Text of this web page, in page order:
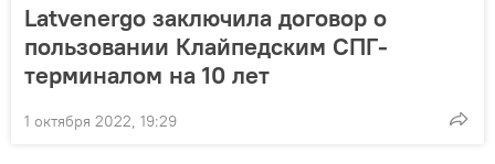
Latvenergo заключила договор о
пользовании Клайпедским СПГ-
терминалом на 10 лет
1 октября 2022, 19:29